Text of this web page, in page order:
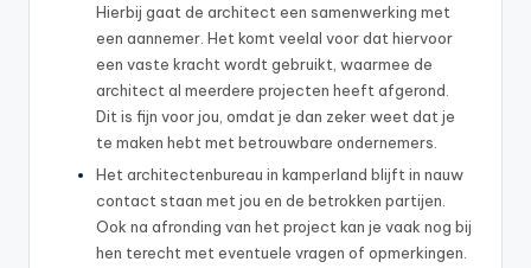
Hierbij gaat de architect een samenwerking met
een aannemer. Het komt veelal voor dat hiervoor
een vaste kracht wordt gebruikt, waarmee de
architect al meerdere projecten heeft afgerond.
Dit is fijn voor jou, omdat je dan zeker weet dat je
te maken hebt met betrouwbare ondernemers.
Het architectenbureau in kamperland blijft in nauw
contact staan met jou en de betrokken partijen.
Ook na afronding van het project kan je vaak nog bij
hen terecht met eventuele vragen of opmerkingen.